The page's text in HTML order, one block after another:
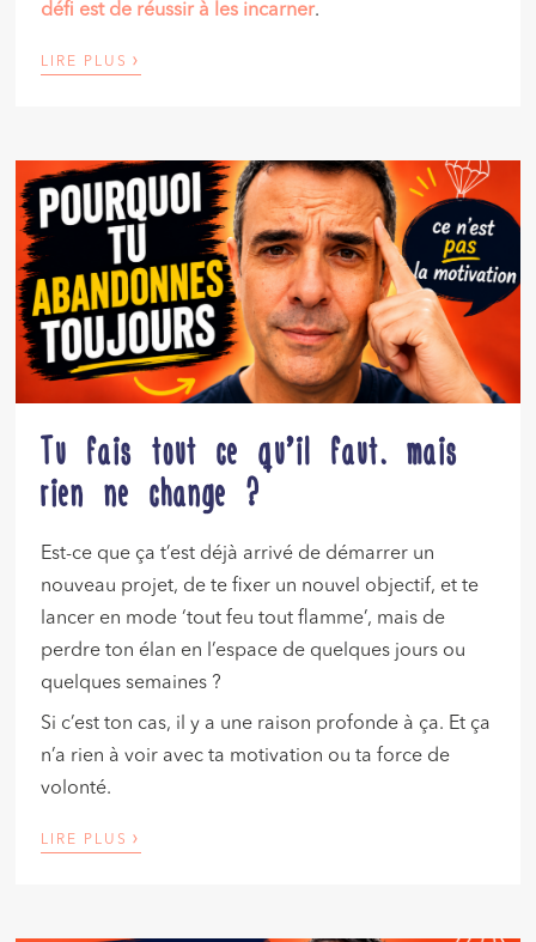
défi est de réussir à les incarner.
LIRE PLUS ›
Tu fais tout ce qu’il faut… mais
rien ne change ?
Est-ce que ça t’est déjà arrivé de démarrer un
nouveau projet, de te fixer un nouvel objectif, et te
lancer en mode ‘tout feu tout flamme’, mais de
perdre ton élan en l’espace de quelques jours ou
quelques semaines ?
Si c’est ton cas, il y a une raison profonde à ça. Et ça
n’a rien à voir avec ta motivation ou ta force de
volonté.
LIRE PLUS ›